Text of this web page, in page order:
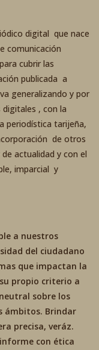
digital que nace
comunicación
cubrir las
publicada a
generalizando y por
, con la
periodística tarijeña,
de otros
actualidad y con el
imparcial y
a nuestros
del ciudadano
que impactan la
propio criterio a
sobre los
ámbitos. Brindar
precisa, veráz.
con ética